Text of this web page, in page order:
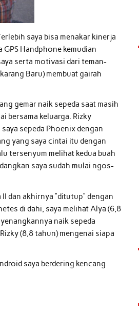
saya bisa menakar kinerja
Handphone kemudian
serta motivasi dari teman-
Baru) membuat gairah
gemar naik sepeda saat masih
bersama keluarga. Rizky
sepeda Phoenix dengan
yang saya cintai itu dengan
tersenyum melihat kedua buah
saya sudah mulai ngos-
dan akhirnya “ditutup” dengan
di dahi, saya melihat Alya (6,8
naik sepeda
(8,8 tahun) mengenai siapa
saya berdering kencang